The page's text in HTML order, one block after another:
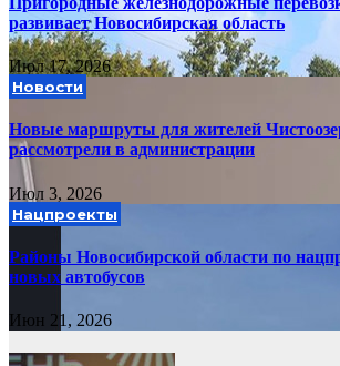
развивает Новосибирская область
Июл 17, 2026
Новости
Новые маршруты для жителей
рассмотрели в администрации
Июл 3, 2026
Нацпроекты
Районы Новосибирской области по
новых автобусов
Июн 21, 2026